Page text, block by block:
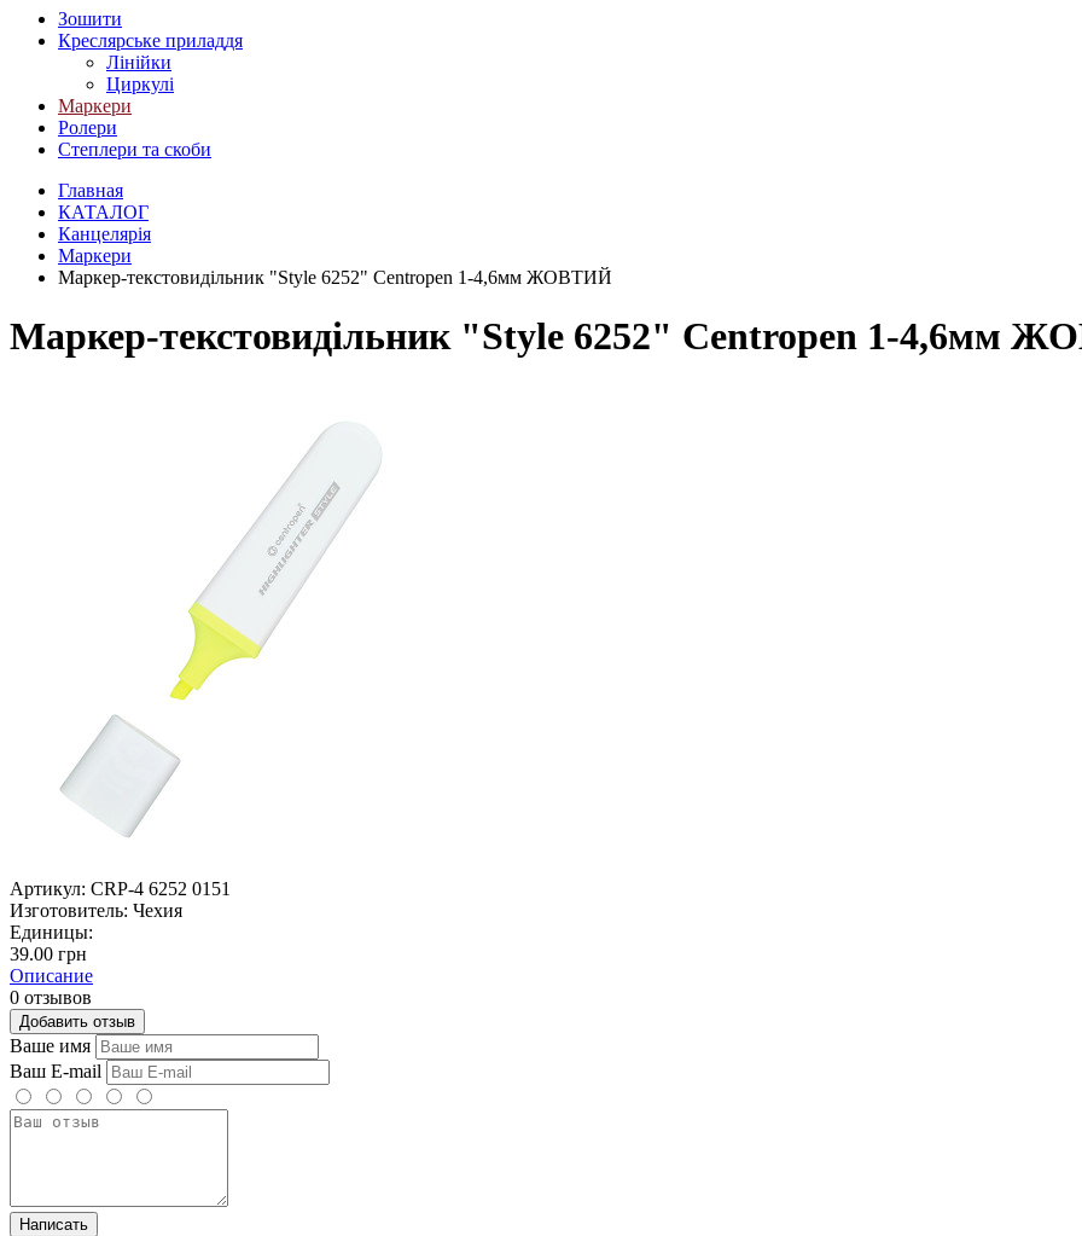
Зошити
Креслярське приладдя
Лінійки
Циркулі
Маркери
Ролери
Степлери та скоби
Главная
КАТАЛОГ
Канцелярія
Маркери
Маркер-текстовидільник "Style 6252" Centropen 1-4,6мм ЖОВТИЙ
Маркер-текстовидільник "Style 6252" Centropen 1-4,6мм
Артикул: CRP-4 6252 0151
Изготовитель: Чехия
Единицы:
39.00 грн
Описание
0 отзывов
Добавить отзыв
Ваше имя
Ваш E-mail
Написать